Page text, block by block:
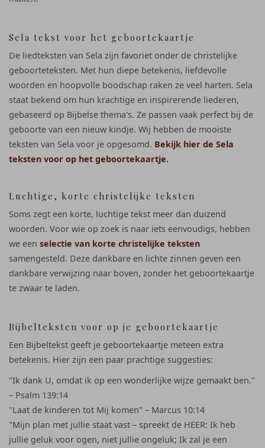
Sela tekst voor het geboortekaartje
De liedteksten van Sela zijn favoriet onder de christelijke
geboorteteksten. Met hun diepe betekenis, liefdevolle
woorden en hoopvolle boodschap raken ze veel harten. Sela
staat bekend om hun krachtige en inspirerende liederen,
gebaseerd op Bijbelse thema's. Ze passen vaak perfect bij de
geboorte van een nieuw kindje. Wij hebben de mooiste
teksten van Sela voor je opgesomd. Bekijk hier de Sela
teksten voor op het geboortekaartje.
Luchtige, korte christelijke teksten
Soms zegt een korte, luchtige tekst meer dan duizend
woorden. Voor wie op zoek is naar iets eenvoudigs, hebben
we een selectie van korte christelijke teksten
samengesteld. Deze dankbare en lichte zinnen geven een
dankbare verwijzing naar boven, zonder het geboortekaartje
te zwaar te laden.
Bijbelteksten voor op je geboortekaartje
Een Bijbeltekst geeft je geboortekaartje meteen extra
betekenis. Hier zijn een paar prachtige suggesties:
"Ik dank U, omdat ik op een wonderlijke wijze gemaakt ben."
– Psalm 139:14
"Laat de kinderen tot Mij komen" – Marcus 10:14
"Mijn plan met jullie staat vast – spreekt de HEER: Ik heb
jullie geluk voor ogen, niet jullie ongeluk; Ik zal je een